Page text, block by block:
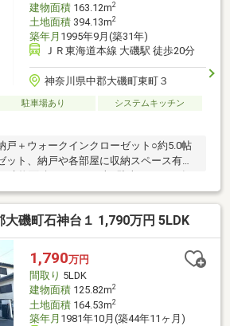
建物面積163.12m2
土地面積394.13m2
築年月 1995年9月(築31年)
ＪＲ東海道本線 大磯駅 徒歩20分
神奈川県中郡大磯町東町３
駐車場あり
システムキッチン
戸＋ウォークインクローゼット○約5.0帖
ト、納戸や各部屋に収納スペース有り
建物面積：163.12平米○駐車スペース有
ます。）○リビングは吹き抜けになって
す。○建築条件なし。お好きなハウスメ
可能です。
大磯町石神台１ 1,790万円 5LDK
1,790万円
間取り 5LDK
建物面積125.82m2
土地面積164.53m2
築年月 1981年10月(築44年11ヶ月)